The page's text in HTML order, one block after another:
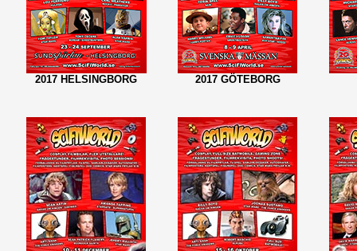
2017 HELSINGBORG 2017 GÖTEBORG